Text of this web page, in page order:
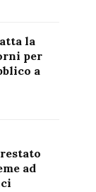
la
per
a
ad